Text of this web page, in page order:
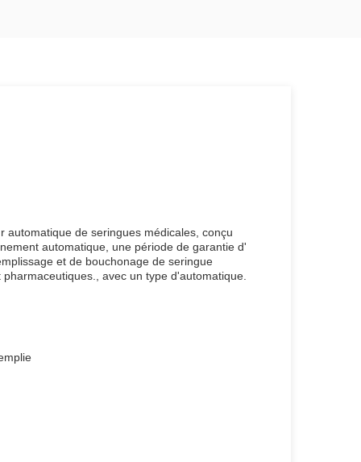
de seringues médicales, conçu
automatique, une période de garantie d'
et de bouchonage de seringue
avec un type d'automatique.